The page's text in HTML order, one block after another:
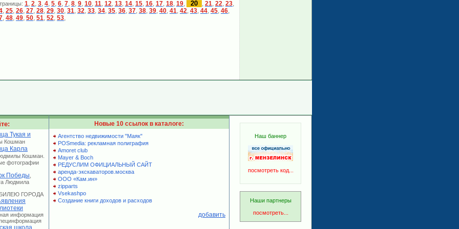
1, 2, 3, 4, 5, 6, 7, 8, 9, 10, 11, 12, 13, 14, 15, 16, 17, 18, 19, 20 , 21, 22, 23,
, 25, 26, 27, 28, 29, 30, 31, 32, 33, 34, 35, 36, 37, 38, 39, 40, 41, 42, 43, 44, 45, 46,
, 48, 49, 50, 51, 52, 53,
Тукая и
Кошман
Карла
Кошман.
фотографии
Победы
Людмила
ГОРОДА
информация
школа
Новые 10 ссылок в каталоге:
Агентство недвижимости "Маяк"
POSmedia: рекламная полиграфия
Amoret club
Mayer & Boch
РЕДУСЛИМ ОФИЦИАЛЬНЫЙ САЙТ
аренда-экскаваторов.москва
ООО «Кам.ин»
zipparts
Vsekashpo
Создание книги доходов и расходов
добавить
Наш баннер
посмотреть код...
Наши партнеры
посмотреть...